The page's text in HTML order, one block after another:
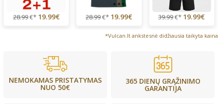
28.99€* 19.99€ 28.99€* 19.99€ 39.99€* 19.99€
*Vulcan.lt ankstesnė didžiausia taikyta kaina
NEMOKAMAS PRISTATYMAS
NUO 50€
365 DIENŲ GRĄŽINIMO
GARANTIJA